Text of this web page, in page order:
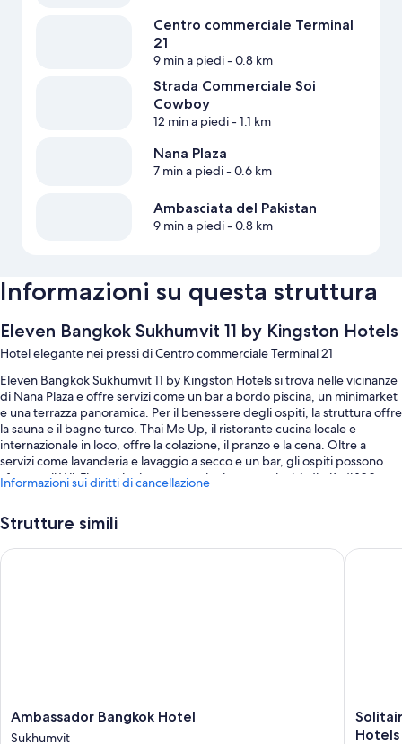
Centro commerciale Terminal
21
9 min a piedi- 0.8 km
Strada Commerciale Soi
Cowboy
12 min a piedi- 1.1 km
Nana Plaza
7 min a piedi- 0.6 km
Ambasciata del Pakistan
9 min a piedi- 0.8 km
Informazioni su questa struttura
Eleven Bangkok Sukhumvit 11 by Kingston Hotels
Hotel elegante nei pressi di Centro commerciale Terminal 21
Eleven Bangkok Sukhumvit 11 by Kingston Hotels si trova nelle vicinanze
di Nana Plaza e offre servizi come un bar a bordo piscina, un minimarket
e una terrazza panoramica. Per il benessere degli ospiti, la struttura offre
la sauna e il bagno turco. Thai Me Up, il ristorante cucina locale e
internazionale in loco, offre la colazione, il pranzo e la cena. Oltre a
servizi come lavanderia e lavaggio a secco e un bar, gli ospiti possono
sfruttare il Wi-Fi gratuito in camera, che ha una velocità di più di 100
Gli altri servizi includono:
Una piscina all'aperto e una piscina per bambini, con ombrelloni da
Informazioni sui diritti di cancellazione
Strutture simili
Ambassador
Bangkok
Ambassador Bangkok Hotel
Sukhumvit
Ambassador Bangkok Hotel
Solitaire
Hotels
Solitaire